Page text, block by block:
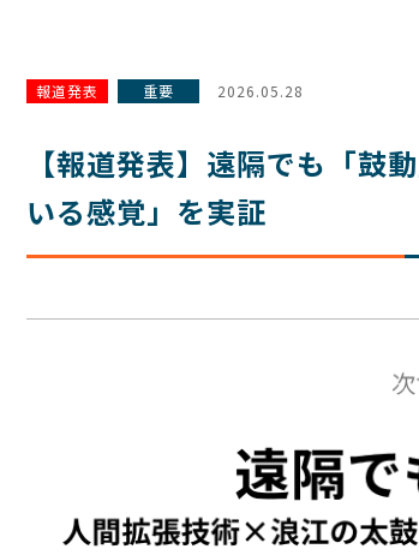
報道発表 重要 2026.05.28
【報道発表】遠隔でも「
いる感覚」を実証